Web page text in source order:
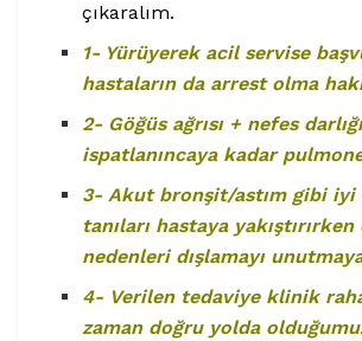
çıkaralım.
1- Yürüyerek acil servise
hastaların da arrest olma
2- Göğüs ağrısı + nefes
ispatlanıncaya kadar
3- Akut bronşit/astım gibi
tanıları hastaya
nedenleri dışlamayı
4- Verilen tedaviye klinik
zaman doğru yolda